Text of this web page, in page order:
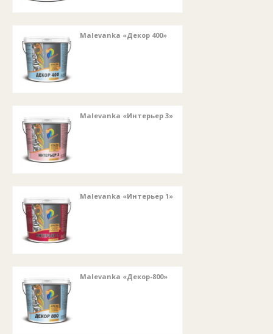
Malevanka «Декор 400»
Malevanka «Интерьер 3»
Malevanka «Интерьер 1»
Malevanka «Декор-800»